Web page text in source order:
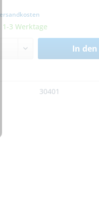
1-3 Werktage
In den
30401